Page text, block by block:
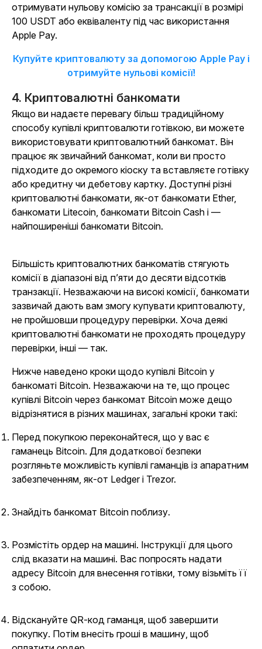
отримувати нульову комісію за трансакції в розмірі
100 USDT або еквіваленту під час використання
Apple Pay.
Купуйте криптовалюту за допомогою Apple Pay і
отримуйте нульові комісії!
4. Криптовалютні банкомати
Якщо ви надаєте перевагу більш традиційному
способу купівлі криптовалюти готівкою, ви можете
використовувати криптовалютний банкомат. Він
працює як звичайний банкомат, коли ви просто
підходите до окремого кіоску та вставляєте готівку
або кредитну чи дебетову картку. Доступні різні
криптовалютні банкомати, як-от банкомати Ether,
банкомати Litecoin, банкомати Bitcoin Cash і —
найпоширеніші банкомати Bitcoin.
Більшість криптовалютних банкоматів стягують
комісії в діапазоні від п’яти до десяти відсотків
транзакції. Незважаючи на високі комісії, банкомати
зазвичай дають вам змогу купувати криптовалюту,
не пройшовши процедуру перевірки. Хоча деякі
криптовалютні банкомати не проходять процедуру
перевірки, інші — так.
Нижче наведено кроки щодо купівлі Bitcoin у
банкоматі Bitcoin. Незважаючи на те, що процес
купівлі Bitcoin через банкомат Bitcoin може дещо
відрізнятися в різних машинах, загальні кроки такі:
Перед покупкою переконайтеся, що у вас є
гаманець Bitcoin. Для додаткової безпеки
розгляньте можливість купівлі гаманців із апаратним
забезпеченням, як-от Ledger і Trezor.
Знайдіть банкомат Bitcoin поблизу.
Розмістіть ордер на машині. Інструкції для цього
слід вказати на машині. Вас попросять надати
адресу Bitcoin для внесення готівки, тому візьміть її
з собою.
Відскануйте QR-код гаманця, щоб завершити
покупку. Потім внесіть гроші в машину, щоб